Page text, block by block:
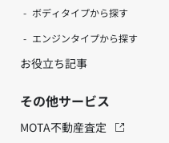
ボディタイプから探す
エンジンタイプから探す
お役立ち記事
その他サービス
MOTA不動産査定